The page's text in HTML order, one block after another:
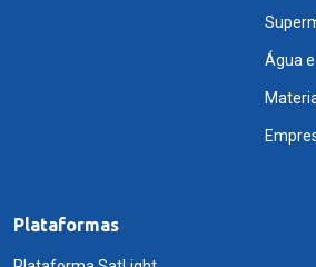
Água e
Plataformas